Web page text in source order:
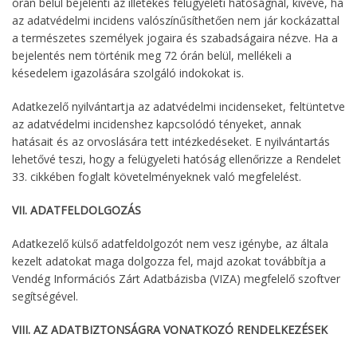
az adatvédelmi incidens valószínűsíthetően nem jár kockázattal
a természetes személyek jogaira és szabadságaira nézve. Ha a
bejelentés nem történik meg 72 órán belül, mellékeli a
késedelem igazolására szolgáló indokokat is.
Adatkezelő nyilvántartja az adatvédelmi incidenseket, feltüntetve
az adatvédelmi incidenshez kapcsolódó tényeket, annak
hatásait és az orvoslására tett intézkedéseket. E nyilvántartás
lehetővé teszi, hogy a felügyeleti hatóság ellenőrizze a Rendelet
33. cikkében foglalt követelményeknek való megfelelést.
VII. ADATFELDOLGOZÁS
Adatkezelő külső adatfeldolgozót nem vesz igénybe, az általa
kezelt adatokat maga dolgozza fel, majd azokat továbbítja a
Vendég Információs Zárt Adatbázisba (VIZA) megfelelő szoftver
segítségével.
VIII. AZ ADATBIZTONSÁGRA VONATKOZÓ RENDELKEZÉSEK